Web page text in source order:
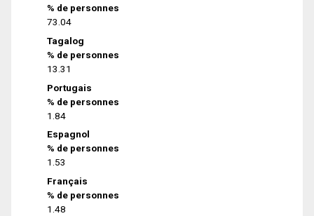
% de personnes
73.04
Tagalog
% de personnes
13.31
Portugais
% de personnes
1.84
Espagnol
% de personnes
1.53
Français
% de personnes
1.48